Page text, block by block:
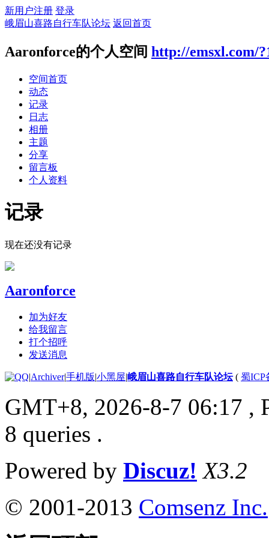
新用户注册 登录
峨眉山喜路自行车队论坛 返回首页
Aaronforce的个人空间 http://emsxl.com/
空间首页
动态
记录
日志
相册
主题
分享
留言板
个人资料
记录
现在还没有记录
Aaronforce
加为好友
给我留言
打个招呼
发送消息
|Archiver|手机版|小黑屋|峨眉山喜路自行车队论坛( 蜀ICP
GMT+8, 2026-8-7 06:17 ,
8 queries .
Powered by Discuz! X3.2
© 2001-2013 Comsenz Inc.